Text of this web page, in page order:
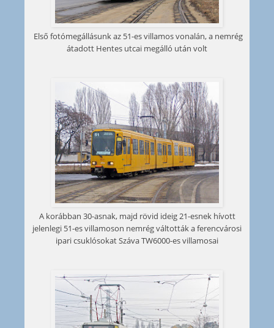
Első fotómegállásunk az 51-es villamos vonalán, a nemrég
átadott Hentes utcai megálló után volt
A korábban 30-asnak, majd rövid ideig 21-esnek hívott
jelenlegi 51-es villamoson nemrég váltották a ferencvárosi
ipari csuklósokat Száva TW6000-es villamosai